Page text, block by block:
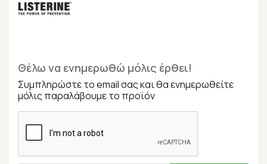
Θέλω να ενημερωθώ μόλις έρθει!
Συμπληρώστε το email σας και θα ενημερωθείτε
μόλις παραλάβουμε το προϊόν